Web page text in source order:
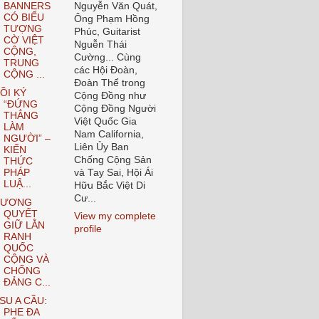
BANNERS
CÓ BIỂU
TƯỢNG
CỜ VIỆT
CỘNG,
TRUNG
CỘNG ...
KÝ
“ĐỨNG
THẲNG
LÀM
NGƯỜI” –
KIẾN
THỨC
PHÁP
LUẬ...
QUYẾT
GIỮ LẰN
RANH
QUỐC
CỘNG VÀ
CHỐNG
ĐẢNG C...
A CẦU:
PHE ĐA
Nguyễn Văn Quát,
Ông Phạm Hồng
Phúc, Guitarist
Nguễn Thái
Cường... Cùng
các Hội Đoàn,
Đoàn Thể trong
Cộng Đồng như
Cộng Đồng Người
Việt Quốc Gia
Nam California,
Liên Ủy Ban
Chống Cộng Sản
và Tay Sai, Hội Ái
Hữu Bắc Việt Di
Cư...
View my complete
profile